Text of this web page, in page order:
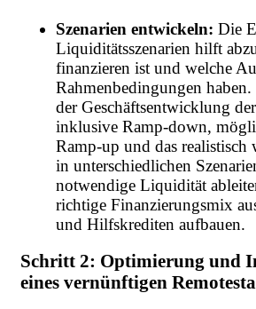
Szenarien entwickeln: Die
Liquiditätsszenarien hilft
finanzieren ist und welche
Rahmenbedingungen
der Geschäftsentwicklung
inklusive Ramp-down,
Ramp-up und das realistisch
in unterschiedlichen
notwendige Liquidität
richtige Finanzierungsmix
und Hilfskrediten aufbauen.
Schritt 2: Optimierung und
eines vernünftigen